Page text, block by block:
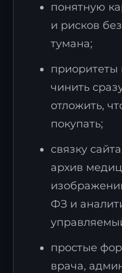
понятную
и рисков
тумана;
приоритеты
чинить
отложить,
покупать;
связку
архив
ФЗ и
простые
врача,